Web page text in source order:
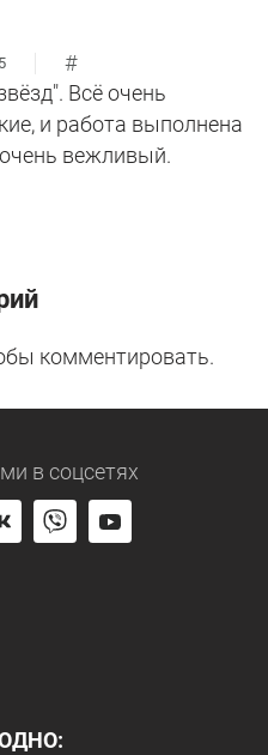
#
Всё очень
и работа выполнена
вежливый.
комментировать.
в соцсетях